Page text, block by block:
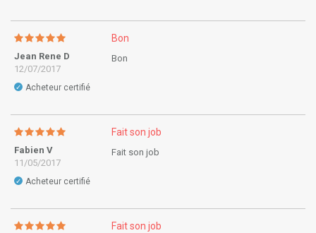
Jean Rene D
12/07/2017
✓ Acheteur certifié
Bon
Bon
Fabien V
11/05/2017
✓ Acheteur certifié
Fait son job
Fait son job
Fait son job